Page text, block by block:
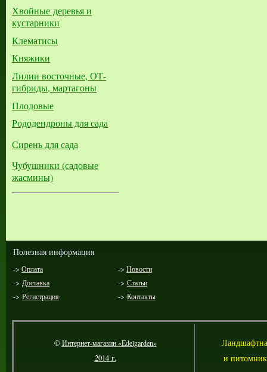
Хвойные деревья и
кустарники
Клематисы
Княжики
Лилии восточные, ОТ-
гибриды, мартагоны
Плодовые
Рододендроны для сада
Сирень для сада
Чубушники (садовые
жасмины)
Полезная информация
-> Оплата -> Новости
-> Доставка -> Статьи
-> Регистрация -> Контакты
©Интернет-магазин «Edelgarden»
2014 г.
Л
и питомник